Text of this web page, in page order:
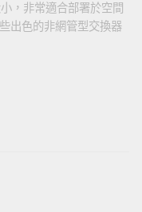
，非常適合部署於空間
出色的非網管型交換器